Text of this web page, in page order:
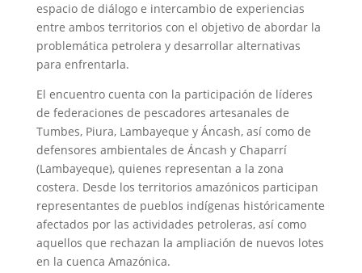
espacio de diálogo e intercambio de experiencias
entre ambos territorios con el objetivo de abordar la
problemática petrolera y desarrollar alternativas
para enfrentarla.
El encuentro cuenta con la participación de líderes
de federaciones de pescadores artesanales de
Tumbes, Piura, Lambayeque y Áncash, así como de
defensores ambientales de Áncash y Chaparrí
(Lambayeque), quienes representan a la zona
costera. Desde los territorios amazónicos participan
representantes de pueblos indígenas históricamente
afectados por las actividades petroleras, así como
aquellos que rechazan la ampliación de nuevos lotes
en la cuenca Amazónica.